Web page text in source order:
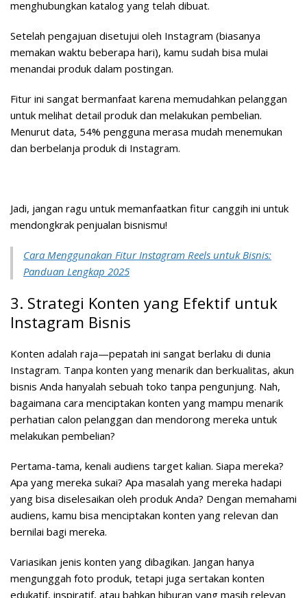
menghubungkan katalog yang telah dibuat.
Setelah pengajuan disetujui oleh Instagram (biasanya
memakan waktu beberapa hari), kamu sudah bisa mulai
menandai produk dalam postingan.
Fitur ini sangat bermanfaat karena memudahkan pelanggan
untuk melihat detail produk dan melakukan pembelian.
Menurut data, 54% pengguna merasa mudah menemukan
dan berbelanja produk di Instagram.
Jadi, jangan ragu untuk memanfaatkan fitur canggih ini untuk
mendongkrak penjualan bisnismu!
Cara Menggunakan Fitur Instagram Reels untuk Bisnis:
Panduan Lengkap 2025
3. Strategi Konten yang Efektif untuk
Instagram Bisnis
Konten adalah raja—pepatah ini sangat berlaku di dunia
Instagram. Tanpa konten yang menarik dan berkualitas, akun
bisnis Anda hanyalah sebuah toko tanpa pengunjung. Nah,
bagaimana cara menciptakan konten yang mampu menarik
perhatian calon pelanggan dan mendorong mereka untuk
melakukan pembelian?
Pertama-tama, kenali audiens target kalian. Siapa mereka?
Apa yang mereka sukai? Apa masalah yang mereka hadapi
yang bisa diselesaikan oleh produk Anda? Dengan memahami
audiens, kamu bisa menciptakan konten yang relevan dan
bernilai bagi mereka.
Variasikan jenis konten yang dibagikan. Jangan hanya
mengunggah foto produk, tetapi juga sertakan konten
edukatif, inspiratif, atau bahkan hiburan yang masih relevan